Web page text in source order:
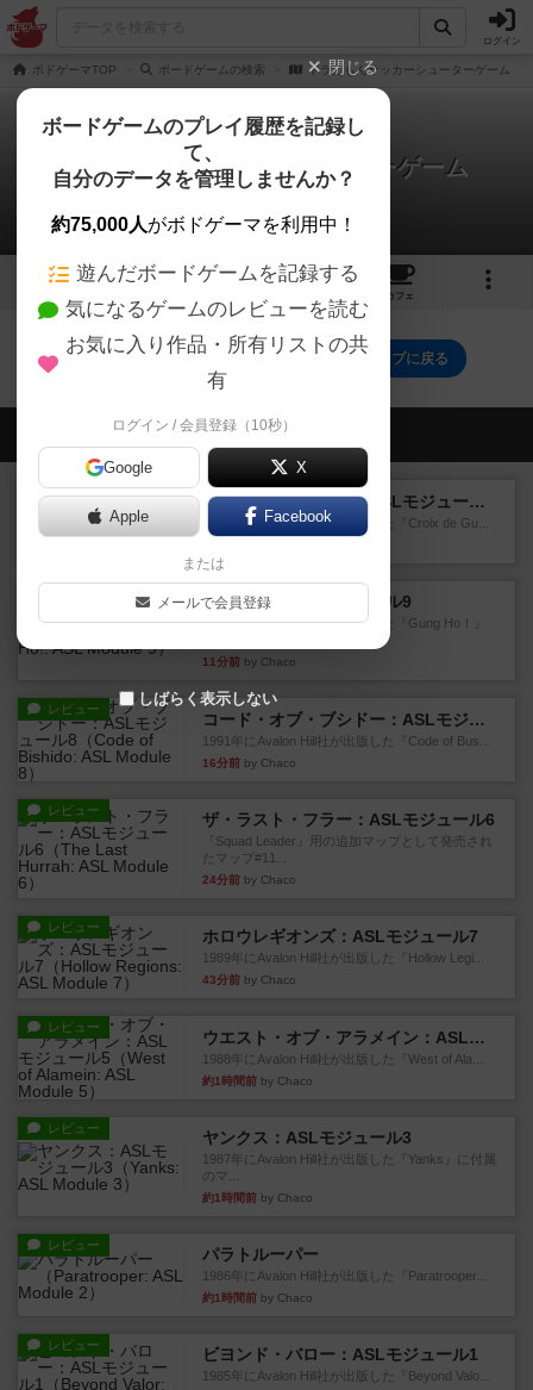
ログイン
ボドゲーマTOP ボードゲームの検索 ドラえもんサッカーシューターゲーム
ドラえもんサッカーシューターゲーム
0件のルール/インスト
カフェ
ドラえもんサッカーシューターゲームのトップに戻る
会員の新しい投稿
レビュー
クロワ・ド・ゲール：ASLモジュール10
1992年にAvalon Hill社が出版した『Croix de Gu...
ガンホー：ASLモジュール9
1992年にAvalon Hill社が出版した『Gung Ho！』
11分前 by Chaco
レビュー
コード・オブ・ブシドー：ASLモジュール8
1991年にAvalon Hill社が出版した『Code of Bus...
16分前 by Chaco
レビュー ザ・ラスト・フラー：ASLモジュール6
『Squad Leader』用の追加マップとして発売され
たマップ#11...
24分前 by Chaco
レビュー ホロウレギオンズ：ASLモジュール7
1989年にAvalon Hill社が出版した『Hollow Legi...
43分前 by Chaco
レビュー
ウエスト・オブ・アラメイン：ASLモジュール5
1988年にAvalon Hill社が出版した『West of Ala...
約1時間前 by Chaco
レビュー ヤンクス：ASLモジュール3
1987年にAvalon Hill社が出版した『Yanks』に付属
のマ...
約1時間前 by Chaco
レビュー パラトルーパー
1986年にAvalon Hill社が出版した『Paratrooper...
約1時間前 by Chaco
レビュー ビヨンド・バロー：ASLモジュール1
1985年にAvalon Hill社が出版した『Beyond Valo...
閉じる
ボードゲームのプレイ履歴を記録し
て、
自分のデータを管理しませんか？
約75,000人がボドゲーマを利用中！
遊んだボードゲームを記録する
気になるゲームのレビューを読む
お気に入り作品・所有リストの共
有
ログイン / 会員登録（10秒）
Google X
Apple Facebook
または
メールで会員登録
しばらく表示しない